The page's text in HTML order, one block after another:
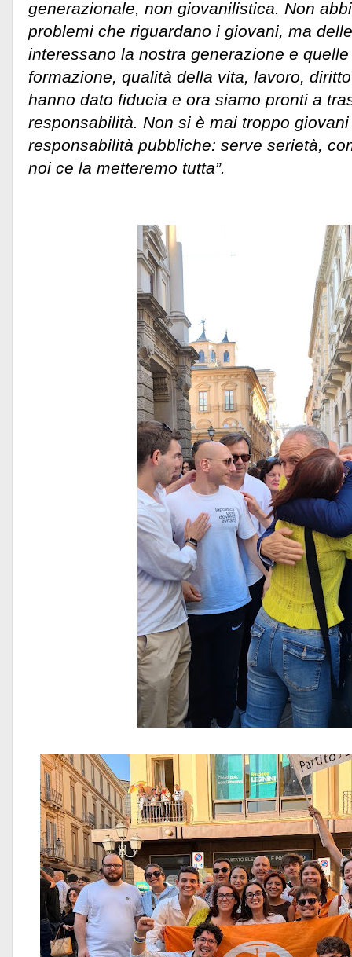
generazionale, non giovanilistica. Non
problemi che riguardano i giovani, ma
interessano la nostra generazione e
formazione, qualità della vita, lavoro,
hanno dato fiducia e ora siamo pronti a
responsabilità. Non si è mai troppo
responsabilità pubbliche: serve serietà,
noi ce la metteremo tutta”.